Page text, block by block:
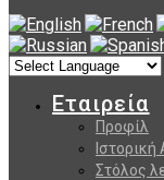
Εταιρεία
Προφίλ
Στόλος